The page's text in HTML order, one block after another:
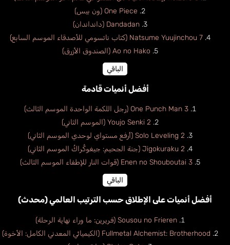
One Piece (ون بيس)
Dandadan (دانداندان)
Natsume Yuujinchou 7 (كتاب ناتسومي للأصدقاء الموسم السابع)
Ao no Hako (الصندوق الأزرق)
الباقي
أفضل أنميات قادمة
One Punch Man 3 (رجل اللكمة الواحدة الموسم الثالث)
Youjo Senki 2 (الموسم الثاني)
Solo Leveling 2 (أرفع مستواي لوحدي الموسم الثاني)
Jigokuraku 2 (جنة الجحيم: جيغوكُراكُ الموسم الثاني)
Enen no Shouboutai 3 (قوات النار للإطفاء الموسم الثالث)
الباقي
أفضل أنميات على الإطلاق حسب الترتيب العالمي (محدث)
Sousou no Frieren (فريرين: ما وراء نهاية الرحلة)
Fullmetal Alchemist: Brotherhood (الكيميائي المعدني الكامل: الأخوة)